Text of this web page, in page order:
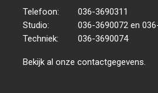
Telefoon:
036-3690311
Studio:
036-3690072 en
Techniek:
036-3690074
Bekijk al onzecontactgegevens